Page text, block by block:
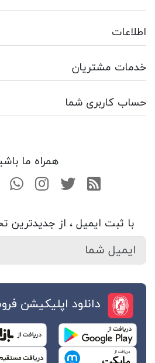
اطلاعات
خدمات مشتریان
حساب کاربری شما
همراه ما
RSS توییتر
با ثبت ایمیل ، از جدید‌ترین
دانلود اپلیکیشن